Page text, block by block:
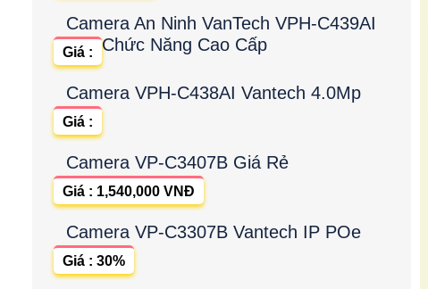
Camera An Ninh VanTech VPH-C439AI
Chức Năng Cao Cấp
Giá :
Camera VPH-C438AI Vantech 4.0Mp
Giá :
Camera VP-C3407B Giá Rẻ
Giá : 1,540,000 VNĐ
Camera VP-C3307B Vantech IP POe
Giá : 30%